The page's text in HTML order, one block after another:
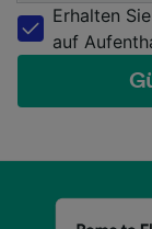
Erhalten
auf